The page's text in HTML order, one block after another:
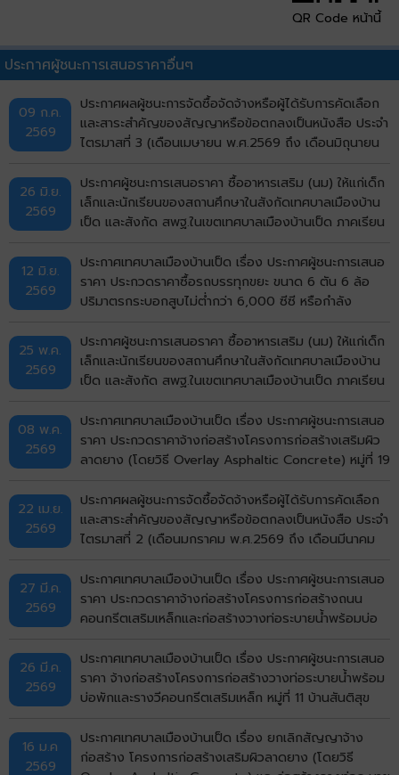
QR Code หน้านี้
ประกาศผู้ชนะการเสนอราคาอื่นๆ
09 ก.ค.
2569
ประกาศผลผู้ชนะการจัดซื้อจัดจ้างหรือผู้ได้รับการคัดเลือก
และสาระสำคัญของสัญญาหรือข้อตกลงเป็นหนังสือ ประจำ
ไตรมาสที่ 3 (เดือนเมษายน พ.ศ.2569 ถึง เดือนมิถุนายน
26 มิ.ย.
2569
ประกาศผู้ชนะการเสนอราคา ซื้ออาหารเสริม (นม) ให้แก่เด็ก
เล็กและนักเรียนของสถานศึกษาในสังกัดเทศบาลเมืองบ้าน
เป็ด และสังกัด สพฐ.ในเขตเทศบาลเมืองบ้านเป็ด ภาคเรียน
12 มิ.ย.
2569
ประกาศเทศบาลเมืองบ้านเป็ด เรื่อง ประกาศผู้ชนะการเสนอ
ราคา ประกวดราคาซื้อรถบรรทุกขยะ ขนาด 6 ตัน 6 ล้อ
ปริมาตรกระบอกสูบไม่ต่ำกว่า 6,000 ซีซี หรือกำลัง
จำนวน 5 คัน ด้วยวิธีประกวดราคาอิเล็กทรอนิกส์ (e-
bidding) ประกาศประกวดราคา
25 พ.ค.
2569
ประกาศผู้ชนะการเสนอราคา ซื้ออาหารเสริม (นม) ให้แก่เด็ก
เล็กและนักเรียนของสถานศึกษาในสังกัดเทศบาลเมืองบ้าน
เป็ด และสังกัด สพฐ.ในเขตเทศบาลเมืองบ้านเป็ด ภาคเรียน
08 พ.ค.
2569
ประกาศเทศบาลเมืองบ้านเป็ด เรื่อง ประกาศผู้ชนะการเสนอ
ราคา ประกวดราคาจ้างก่อสร้างโครงการก่อสร้างเสริมผิว
ลาดยาง (โดยวิธี Overlay Asphaltic Concrete) หมู่ที่ 19
เมืองขอนแก่น จังหวัดขอนแก่น ด้วยวิธีประกวดราคาอิเล็ก
ทรอกนิกส์ (e-bidding)
22 เม.ย.
2569
ประกาศผลผู้ชนะการจัดซื้อจัดจ้างหรือผู้ได้รับการคัดเลือก
และสาระสำคัญของสัญญาหรือข้อตกลงเป็นหนังสือ ประจำ
ไตรมาสที่ 2 (เดือนมกราคม พ.ศ.2569 ถึง เดือนมีนาคม
27 มี.ค.
2569
ประกาศเทศบาลเมืองบ้านเป็ด เรื่อง ประกาศผู้ชนะการเสนอ
ราคา ประกวดราคาจ้างก่อสร้างโครงการก่อสร้างถนน
คอนกรีตเสริมเหล็กและก่อสร้างวางท่อระบายน้ำพร้อมบ่อ
(หน้าศาลาอเนกประสงค์สามแยก ถึงบ้านนางสุพร) ตำบล
บ้านเป็ด อำเภอเมืองขอนแก่น จังหวัดขอนแก่น ด้วยวิธี
ประกวดราคาอิเล็กทรอนิกส์ (e-bidding)
26 มี.ค.
2569
ประกาศเทศบาลเมืองบ้านเป็ด เรื่อง ประกาศผู้ชนะการเสนอ
ราคา จ้างก่อสร้างโครงการก่อสร้างวางท่อระบายน้ำพร้อม
บ่อพักและรางวีคอนกรีตเสริมเหล็ก หมู่ที่ 11 บ้านสันติสุข
ขอนแก่น โดยวิธีคัดเลือก
16 ม.ค
2569
ประกาศเทศบาลเมืองบ้านเป็ด เรื่อง ยกเลิกสัญญาจ้าง
ก่อสร้าง โครงการก่อสร้างเสริมผิวลาดยาง (โดยวิธี